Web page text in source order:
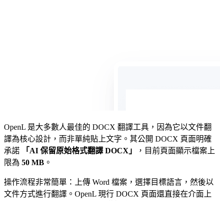
OpenL 是大多數人最佳的 DOCX 翻譯工具，因為它以文件翻
譯為核心設計，而非單純貼上文字。其公開 DOCX 頁面明確
承諾
「AI 保留原始格式翻譯 DOCX」
，目前頁面顯示檔案上
限為 50 MB 。
操作流程非常簡單：上傳 Word 檔案，選擇目標語言，然後以
文件方式進行翻譯。OpenL 現行 DOCX 頁面還直接在介面上